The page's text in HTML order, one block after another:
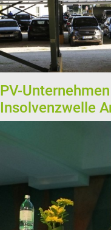
PV-
Insolvenzwelle